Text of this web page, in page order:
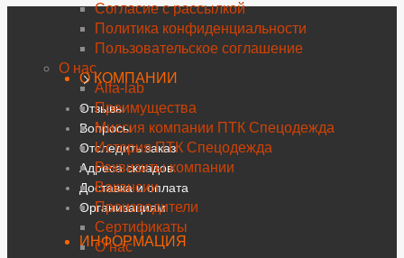
Согласие с рассылкой
Политика конфиденциальности
Пользовательское соглашение
О нас
Alfa-lab
Преимущества
Миссия компании ПТК Спецодежда
История ПТК Спецодежда
Реквизиты компании
Вакансии
Производители
Сертификаты
О нас
О КОМПАНИИ
Отзывы
Вопросы
Отследить заказ
Адреса складов
Доставка и оплата
Организациям
ИНФОРМАЦИЯ